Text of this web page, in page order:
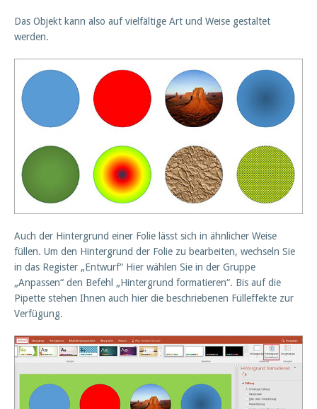
Das Objekt kann also auf vielfältige Art und Weise gestaltet
werden.
Auch der Hintergrund einer Folie lässt sich in ähnlicher Weise
füllen. Um den Hintergrund der Folie zu bearbeiten, wechseln Sie
in das Register „Entwurf“ Hier wählen Sie in der Gruppe
„Anpassen“ den Befehl „Hintergrund formatieren“. Bis auf die
Pipette stehen Ihnen auch hier die beschriebenen Fülleffekte zur
Verfügung.